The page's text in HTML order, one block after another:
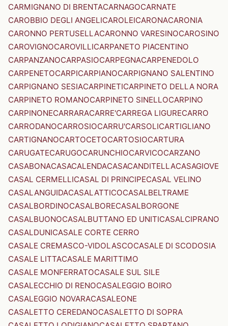
CARMIGNANO DI BRENTACARNAGOCARNATE
CAROBBIO DEGLI ANGELICAROLEICARONACARONIA
CARONNO PERTUSELLACARONNO VARESINOCAROSINO
CAROVIGNOCAROVILLICARPANETO PIACENTINO
CARPANZANOCARPASIOCARPEGNACARPENEDOLO
CARPENETOCARPICARPIANOCARPIGNANO SALENTINO
CARPIGNANO SESIACARPINETICARPINETO DELLA NORA
CARPINETO ROMANOCARPINETO SINELLOCARPINO
CARPINONECARRARACARRE'CARREGA LIGURECARRO
CARRODANOCARROSIOCARRU'CARSOLICARTIGLIANO
CARTIGNANOCARTOCETOCARTOSIOCARTURA
CARUGATECARUGOCARUNCHIOCARVICOCARZANO
CASABONACASACALENDACASACANDITELLACASAGIOVE
CASAL CERMELLICASAL DI PRINCIPECASAL VELINO
CASALANGUIDACASALATTICOCASALBELTRAME
CASALBORDINOCASALBORECASALBORGONE
CASALBUONOCASALBUTTANO ED UNITICASALCIPRANO
CASALDUNICASALE CORTE CERRO
CASALE CREMASCO-VIDOLASCOCASALE DI SCODOSIA
CASALE LITTACASALE MARITTIMO
CASALE MONFERRATOCASALE SUL SILE
CASALECCHIO DI RENOCASALEGGIO BOIRO
CASALEGGIO NOVARACASALEONE
CASALETTO CEREDANOCASALETTO DI SOPRA